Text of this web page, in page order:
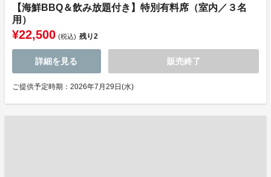
【海鮮BBQ＆飲み放題付き】特別有料席（室内／３名
用）
¥22,500 (税込) 残り2
詳細を見る 販売終了
ご提供予定時期：2026年7月29日(水)